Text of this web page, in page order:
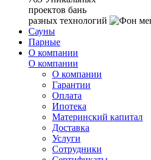
проектов бань
разных технологий
Сауны
Парные
О компании
О компании
О компании
Гарантии
Оплата
Ипотека
Материнский капитал
Доставка
Услуги
Сотрудники